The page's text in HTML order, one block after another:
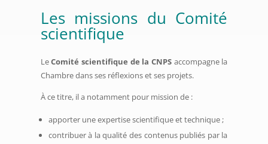
Les missions du Comité
scientifique
LeComité scientifique de la CNPSaccompagne la
Chambre dans ses réflexions et ses projets.
À ce titre, il a notamment pour mission de :
apporter une expertise scientifique et technique ;
contribuer à la qualité des contenus publiés par la